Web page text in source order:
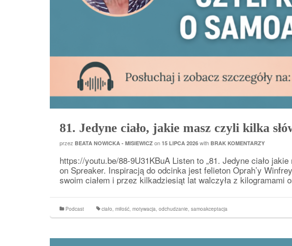
81. Jedyne ciało, jakie masz czyli kilka
przez BEATA NOWICKA - MISIEWICZ on 15 LIPCA 2026 with BRAK KOMENTARZY
https://youtu.be/88-9U31KBuA Listen to „81. Jedyne ciało
on Spreaker. Inspiracją do odcinka jest felieton Oprah’y
swoim ciałem i przez kilkadziesiąt lat walczyła z kilogramami
Podcast ciało, miłość, motywacja, odchudzanie, samoakceptacja